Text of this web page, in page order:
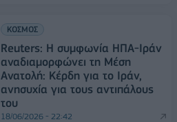
ΚΟΣΜΟΣ
Reuters: H συμφωνία ΗΠΑ-Ιράν
αναδιαμορφώνει τη Μέση
Ανατολή: Κέρδη για το Ιράν,
ανησυχία για τους αντιπάλους
του
18/06/2026 - 22:42